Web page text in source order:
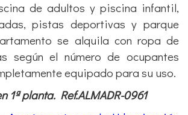
La Almadraba en 1ª planta, con
lavavajillas, aire acondicionado y
está a 400m de la playa,
de adultos y piscina infantil,
pistas deportivas y parque
se alquila con ropa de
según el número de ocupantes